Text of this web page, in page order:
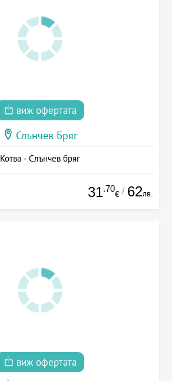
виж офертата
Слънчев Бряг
Котва - Слънчев бряг
31.70
€ / 62лв.
виж офертата